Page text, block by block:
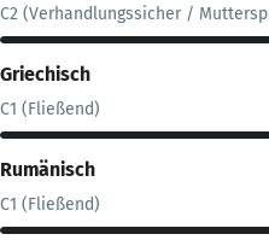
C2 (Verhandlungssicher /
Griechisch
C1 (Fließend)
Rumänisch
C1 (Fließend)